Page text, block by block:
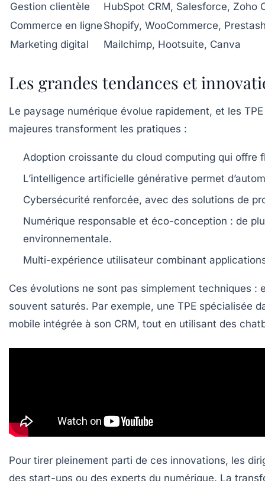
Gestion clientèle
HubSpot CRM, Salesforce, Zoho
Commerce en ligne Shopify, WooCommerce,
Marketing digital
Mailchimp, Hootsuite, Canva
Les grandes tendances et
Le paysage numérique évolue rapidement, et les
majeures transforment les pratiques :
Adoption croissante du cloud computing qui offre
L’intelligence artificielle générative permet
Cybersécurité renforcée, avec des solutions de
Numérique responsable et éco-conception : de
environnementale.
Multi-expérience utilisateur combinant
Ces évolutions ne sont pas simplement techniques
souvent saturés. Par exemple, une TPE spécialisée
mobile intégrée à son CRM, tout en utilisant des
Pour tirer pleinement parti de ces innovations, les
des start-ups ou des experts du numérique. La